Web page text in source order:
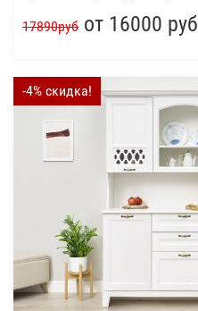
17890руб от 16000 руб
-4% скидка!